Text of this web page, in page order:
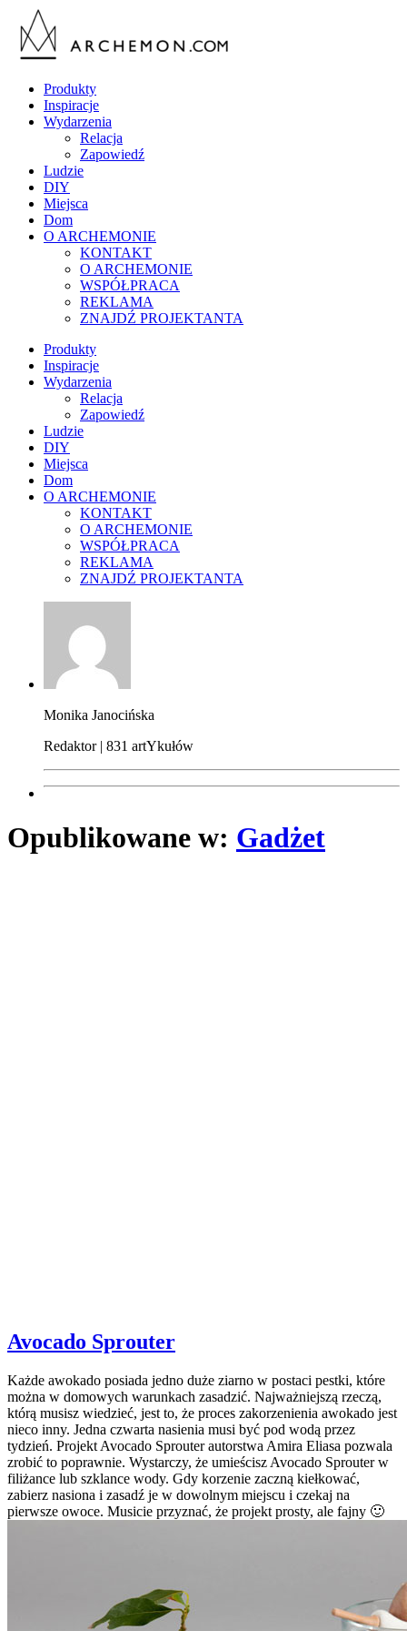
Produkty
Inspiracje
Wydarzenia
Relacja
Zapowiedź
Ludzie
DIY
Miejsca
Dom
O ARCHEMONIE
KONTAKT
O ARCHEMONIE
WSPÓŁPRACA
REKLAMA
ZNAJDŹ PROJEKTANTA
Produkty
Inspiracje
Wydarzenia
Relacja
Zapowiedź
Ludzie
DIY
Miejsca
Dom
O ARCHEMONIE
KONTAKT
O ARCHEMONIE
WSPÓŁPRACA
REKLAMA
ZNAJDŹ PROJEKTANTA
Monika Janocińska
Redaktor | 831 artYkułów
Opublikowane w: Gadżet
Avocado Sprouter
Każde awokado posiada jedno duże ziarno w postaci pestki, które
można w domowych warunkach zasadzić. Najważniejszą rzeczą,
którą musisz wiedzieć, jest to, że proces zakorzenienia awokado jest
nieco inny. Jedna czwarta nasienia musi być pod wodą przez
tydzień. Projekt Avocado Sprouter autorstwa Amira Eliasa pozwala
zrobić to poprawnie. Wystarczy, że umieścisz Avocado Sprouter w
filiżance lub szklance wody. Gdy korzenie zaczną kiełkować,
zabierz nasiona i zasadź je w dowolnym miejscu i czekaj na
pierwsze owoce. Musicie przyznać, że projekt prosty, ale fajny 🙂